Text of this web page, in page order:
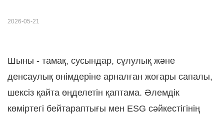
2026-05-21
Шыны - тамақ, сусындар, сұлулық және
денсаулық өнімдеріне арналған жоғары сапалы,
шексіз қайта өңделетін қаптама. Әлемдік
көміртегі бейтараптығы мен ESG сәйкестігінің